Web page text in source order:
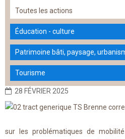
Toutes les actions
Éducation - culture
Patrimoine bâti, paysage,
Tourisme
28 FÉVRIER 2025
sur les problématiques de